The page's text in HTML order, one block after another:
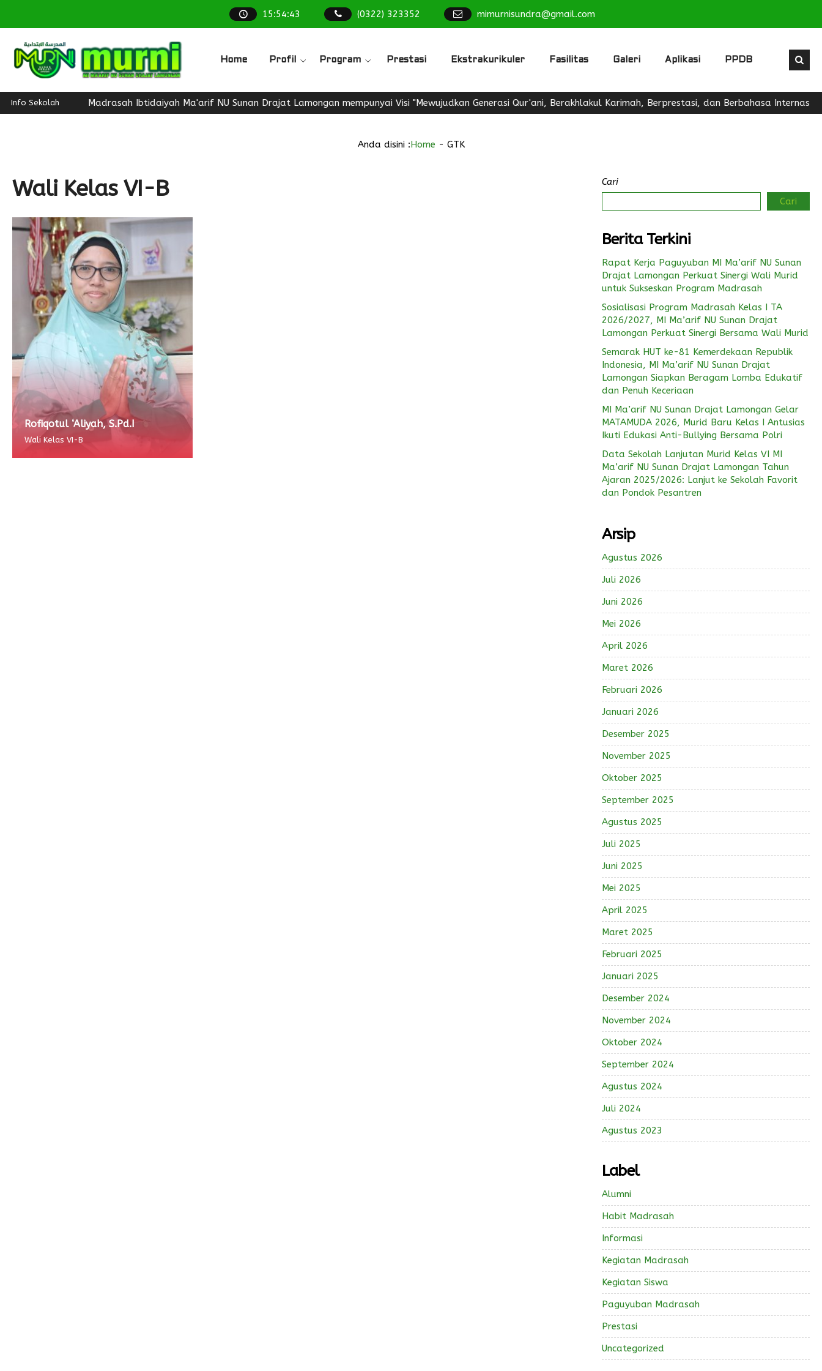
15:54:44 (0322) 323352 mimurnisundra@gmail.com
Home Profil Program Prestasi Ekstrakurikuler Fasilitas Galeri Aplikasi PPDB
Info Sekolah Madrasah Ibtidaiyah Ma'arif NU Sunan Drajat Lamongan mempunyai Visi "Mewujudkan Generasi Qur'ani, Berakhlakul Karimah, Berprestasi, dan Berbahasa Internasional"
Anda disini :Home - GTK
Wali Kelas VI-B
Rofiqotul ‘Aliyah, S.Pd.I
Wali Kelas VI-B
Cari
Cari
Berita Terkini
Rapat Kerja Paguyuban MI Ma’arif NU Sunan
Drajat Lamongan Perkuat Sinergi Wali Murid
untuk Sukseskan Program Madrasah
Sosialisasi Program Madrasah Kelas I TA
2026/2027, MI Ma’arif NU Sunan Drajat
Lamongan Perkuat Sinergi Bersama Wali Murid
Semarak HUT ke-81 Kemerdekaan Republik
Indonesia, MI Ma’arif NU Sunan Drajat
Lamongan Siapkan Beragam Lomba Edukatif
dan Penuh Keceriaan
MI Ma’arif NU Sunan Drajat Lamongan Gelar
MATAMUDA 2026, Murid Baru Kelas I Antusias
Ikuti Edukasi Anti-Bullying Bersama Polri
Data Sekolah Lanjutan Murid Kelas VI MI
Ma’arif NU Sunan Drajat Lamongan Tahun
Ajaran 2025/2026: Lanjut ke Sekolah Favorit
dan Pondok Pesantren
Arsip
Agustus 2026
Juli 2026
Juni 2026
Mei 2026
April 2026
Maret 2026
Februari 2026
Januari 2026
Desember 2025
November 2025
Oktober 2025
September 2025
Agustus 2025
Juli 2025
Juni 2025
Mei 2025
April 2025
Maret 2025
Februari 2025
Januari 2025
Desember 2024
November 2024
Oktober 2024
September 2024
Agustus 2024
Juli 2024
Agustus 2023
Label
Alumni
Habit Madrasah
Informasi
Kegiatan Madrasah
Kegiatan Siswa
Paguyuban Madrasah
Prestasi
Uncategorized